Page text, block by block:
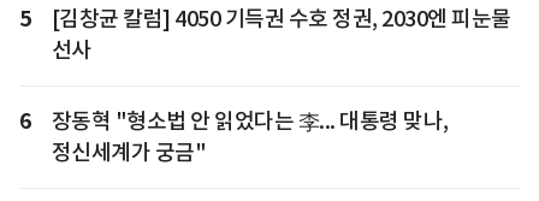
5
[김창균 칼럼] 4050 기득권 수호 정권, 2030엔 피눈물
선사
6
장동혁 "형소법 안 읽었다는 李... 대통령 맞나,
정신세계가 궁금"